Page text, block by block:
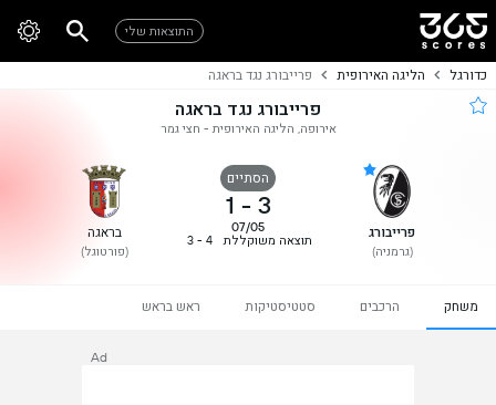
התוצאות שלי
כדורגל הליגה האירופית פרייבורג נגד בראגה
פרייבורג נגד בראגה
אירופה, הליגה האירופית - חצי גמר
פרייבורג
(גרמניה)
הסתיים
3
-
1
07/05
תוצאה משוקללת
4 - 3
בראגה
(פורטוגל)
משחק הרכבים סטטיסטיקות ראש בראש
Ad